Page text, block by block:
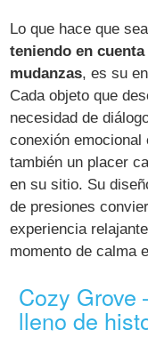
Lo que hace que
teniendo en
mudanzas, es su
Cada objeto que
necesidad de
conexión
también un placer
en su sitio. Su
de presiones
experiencia
momento de calma
Cozy Grove
lleno de